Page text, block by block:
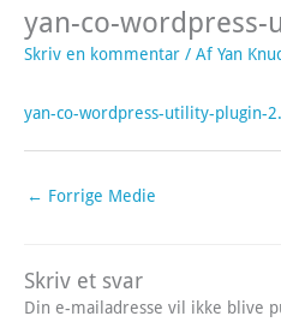
yan-co-wordpress-
Skriv en kommentar / Af Yan
yan-co-wordpress-utility-plugin-
← Forrige Medie
Skriv et svar
Din e-mailadresse vil ikke blive